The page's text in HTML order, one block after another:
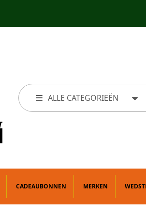
ALLE CATEGORIEËN
CADEAUBONNEN MERKEN